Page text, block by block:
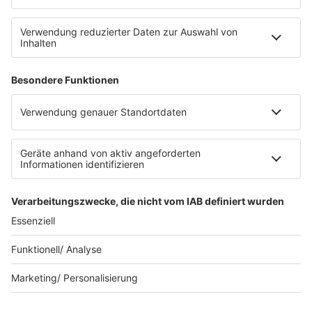
Service
FAQs
Kontakt
Datenschutz
Datenschutz Facebook & Instagram-Fanpage
Datenschutzeinstellungen
Allgemeine Teilnahmebedingungen
Werbung schalten
80s80s.de
© 90s90s - EINE MARKE DER REGIOCAST GMBH & Co. KG.